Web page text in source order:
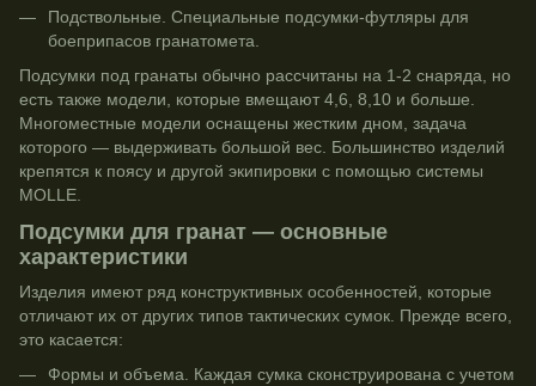
Подствольные. Специальные подсумки‑футляры для
боеприпасов гранатомета.
Подсумки под гранаты обычно рассчитаны на 1-2 снаряда, но
есть также модели, которые вмещают 4,6, 8,10 и больше.
Многоместные модели оснащены жестким дном, задача
которого — выдерживать большой вес. Большинство изделий
крепятся к поясу и другой экипировки с помощью системы
MOLLE.
Подсумки для гранат — основные
характеристики
Изделия имеют ряд конструктивных особенностей, которые
отличают их от других типов тактических сумок. Прежде всего,
это касается:
Формы и объема. Каждая сумка сконструирована с учетом